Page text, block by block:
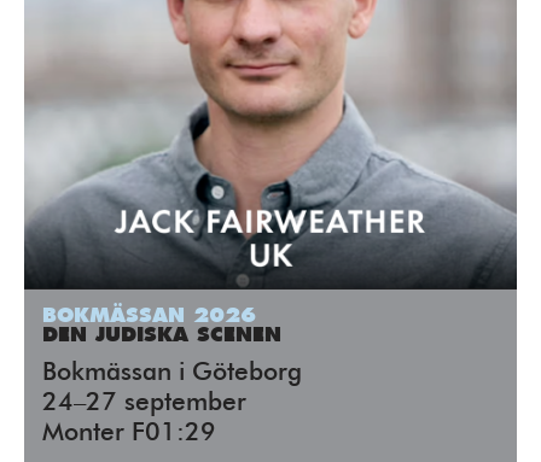
BOKMÄSSAN 2026
DEN JUDISKA SCENEN
Bokmässan i Göteborg
24–27 september
Monter F01:29